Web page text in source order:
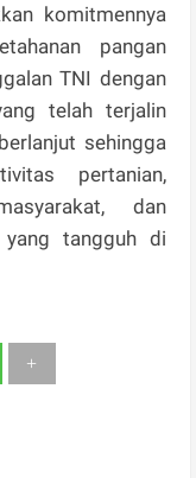
komitmennya
pangan
TNI dengan
telah terjalin
sehingga
pertanian,
dan
yang tangguh di